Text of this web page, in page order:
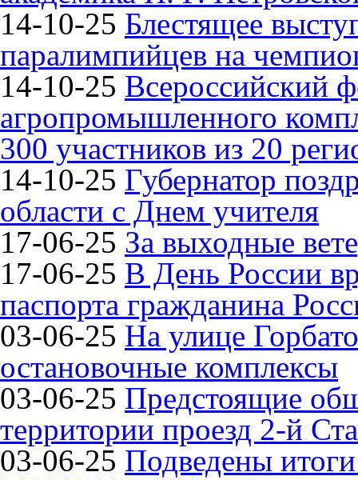
14-10-25 Блестящее
паралимпийцев на
14-10-25 Всероссийский
агропромышленного
300 участников из 20
14-10-25 Губернатор
области с Днем учителя
17-06-25 За выходные
17-06-25 В День России
паспорта гражданина
03-06-25 На улице
остановочные комплексы
03-06-25 Предстоящие
территории проезд 2-й
03-06-25 Подведены